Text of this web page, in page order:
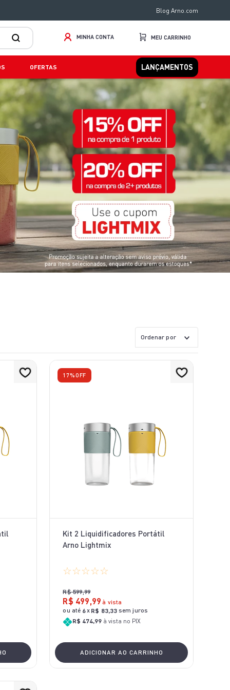
Blog Arno.com
MINHA CONTA
OFERTAS LANÇAMENTOS
Ordenar por
17%OFF
Kit 2 Liquidificadores Portátil
Arno Lightmix
☆☆☆☆☆
R$ 599,99
R$ 499,99 à vista
ou até 6x R$ 83,33 sem juros
R$ 474,99 à vista no PIX
ADICIONAR AO CARRINHO